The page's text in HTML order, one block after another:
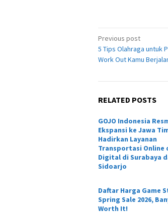
Post
navigation
Previous post
5 Tips Olahraga untuk
Work Out Kamu
RELATED POSTS
GOJO Indonesia
Ekspansi ke Jawa
Hadirkan Layanan
Transportasi Online
Digital di Surabaya
Sidoarjo
Daftar Harga Game
Spring Sale 2026,
Worth It!